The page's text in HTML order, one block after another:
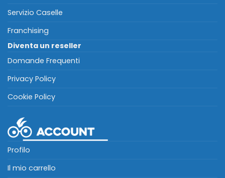
Servizio Caselle
Franchising
Diventa un reseller
Domande Frequenti
Privacy Policy
Cookie Policy
Profilo
Il mio carrello